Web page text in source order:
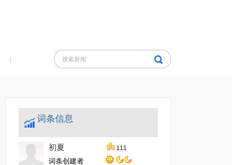
|
词条信息
初夏 111
词条创建者